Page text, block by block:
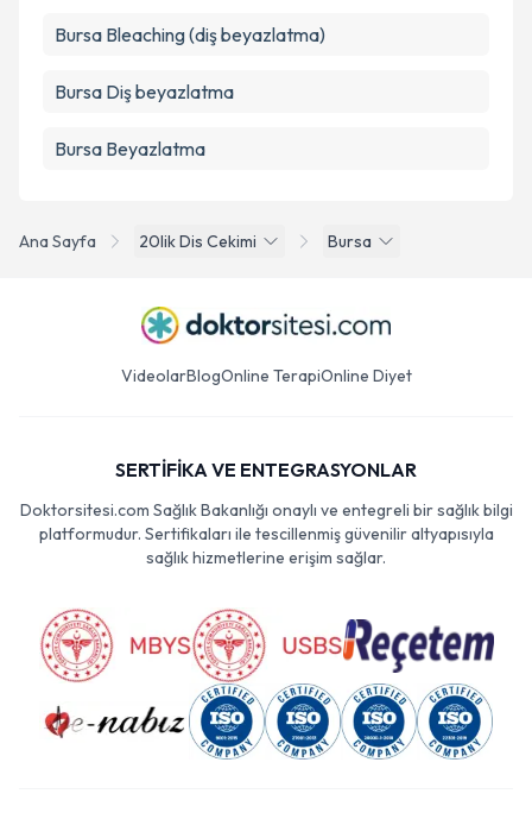
Ana Sayfa 20lik Dis Cekimi Bursa
Bursa Bleaching (diş beyazlatma)
Bursa Diş beyazlatma
Bursa Beyazlatma
VideolarBlogOnline TerapiOnline Diyet
SERTİFİKA VE ENTEGRASYONLAR
Doktorsitesi.com Sağlık Bakanlığı onaylı ve entegreli bir sağlık bilgi
platformudur. Sertifikaları ile tescillenmiş güvenilir altyapısıyla
sağlık hizmetlerine erişim sağlar.